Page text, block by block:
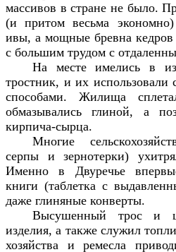
массивов в стране не было.
(и притом весьма
ивы, а мощные бревна кедров
с большим трудом с
На месте имелись в
тростник, и их
способами. Жилища
обмазывались глиной, а
кирпича-сырца.
Многие
серпы и зернотерки)
Именно в Двуречье
книги (таблетка с
даже глиняные конверты.
Высушенный трос и
изделия, а также служил
хозяйства и ремесла